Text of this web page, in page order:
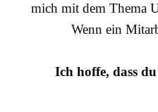
mich mit dem Thema
Wenn ein
Ich hoffe, dass